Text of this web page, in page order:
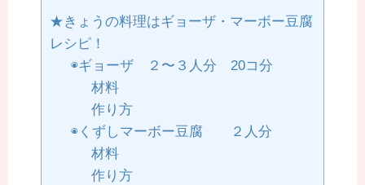
★きょうの料理はギョーザ・マーボー豆腐
レシピ！
◉ギョーザ ２〜３人分 20コ分
材料
作り方
◉くずしマーボー豆腐 ２人分
材料
作り方